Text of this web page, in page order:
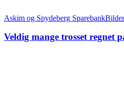
Askim og Spydeberg SparebankBilder
Veldig mange trosset regnet